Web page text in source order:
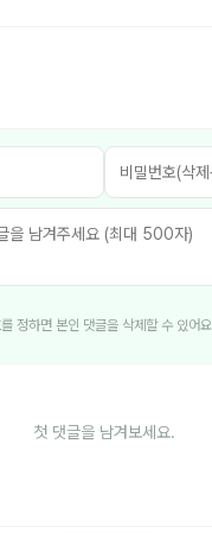
정하면 본인 댓글을 삭제할 수 있어요
첫 댓글을 남겨보세요.